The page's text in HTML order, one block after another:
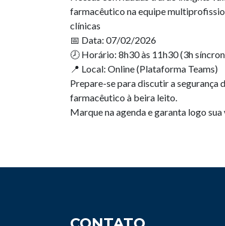
farmacêutico na equipe
clínicas
📅 Data: 07/02/2026
🕗 Horário: 8h30 às 11h30 (3h
📍 Local: Online (Plataforma Teams)
Prepare-se para discutir a segurança
farmacêutico à beira leito.
Marque na agenda e garanta logo sua